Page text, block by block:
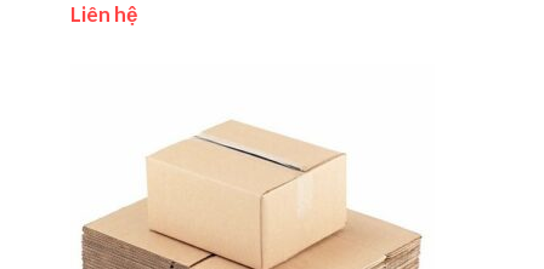
Liên hệ